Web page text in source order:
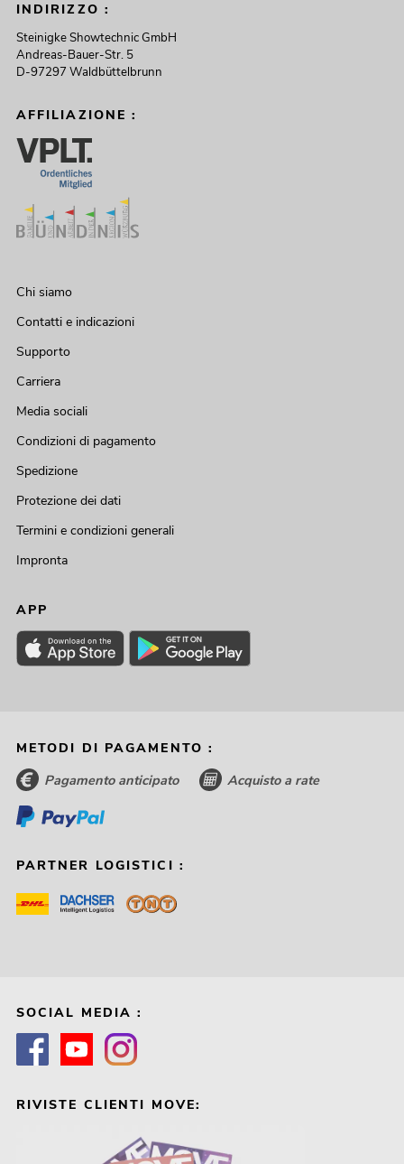
INDIRIZZO :
Steinigke Showtechnic GmbH
Andreas-Bauer-Str. 5
D-97297 Waldbüttelbrunn
AFFILIAZIONE :
Chi siamo
Contatti e indicazioni
Supporto
Carriera
Media sociali
Condizioni di pagamento
Spedizione
Protezione dei dati
Termini e condizioni generali
Impronta
APP
METODI DI PAGAMENTO :
Pagamento anticipato Acquisto a rate
PARTNER LOGISTICI :
SOCIAL MEDIA :
RIVISTE CLIENTI MOVE: